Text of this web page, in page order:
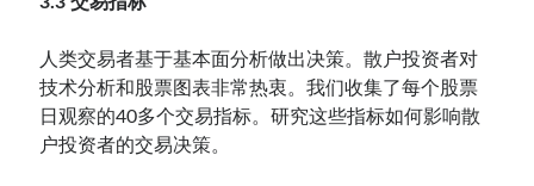
人类交易者基于基本面分析做出决策。散户投资者对
技术分析和股票图表非常热衷。我们收集了每个股票
日观察的40多个交易指标。研究这些指标如何影响散
户投资者的交易决策。